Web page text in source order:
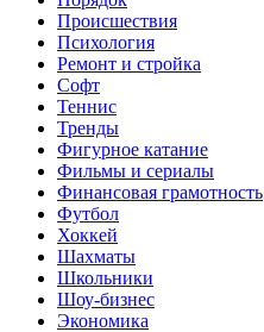
Происшествия
Психология
Ремонт и стройка
Софт
Теннис
Тренды
Фигурное катание
Фильмы и сериалы
Финансовая грамотность
Футбол
Хоккей
Шахматы
Школьники
Шоу-бизнес
Экономика